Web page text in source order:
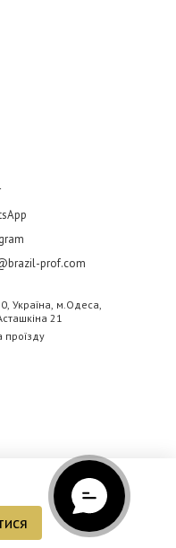
prof.com
Україна, м.Одеса,
21
проїзду